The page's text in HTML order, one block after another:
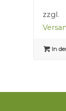
zzgl.
In